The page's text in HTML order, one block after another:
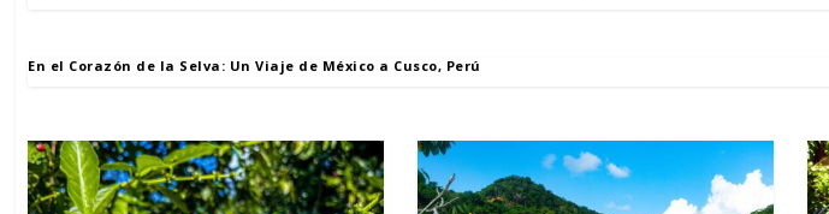
En el Corazón de la Selva: Un Viaje de México a Cusco, Perú